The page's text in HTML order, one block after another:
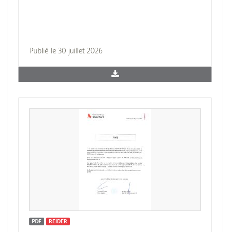
Publié le 30 juillet 2026
PDF REIDER